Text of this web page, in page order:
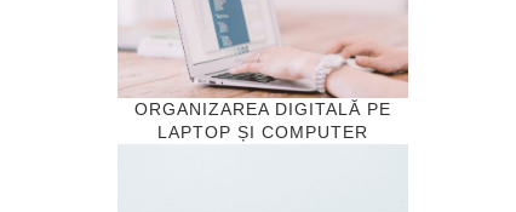
ORGANIZAREA DIGITALĂ PE
LAPTOP ȘI COMPUTER